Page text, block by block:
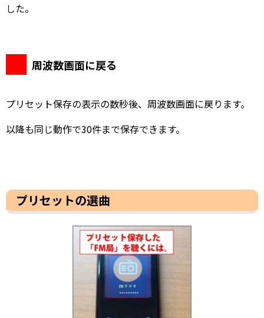
した。
周波数画面に戻る
プリセット保存の表示の数秒後、周波数画面に戻ります。
以降も同じ動作で30件まで保存できます。
プリセットの選曲